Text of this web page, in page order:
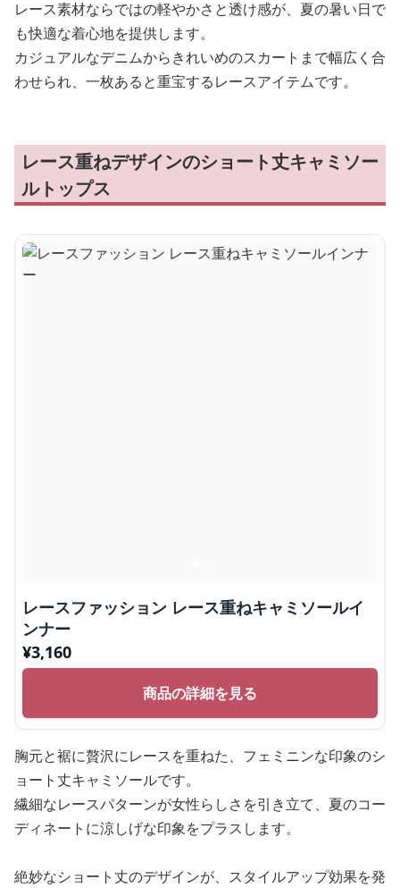
レース素材ならではの軽やかさと透け感が、夏の暑い日で
も快適な着心地を提供します。
カジュアルなデニムからきれいめのスカートまで幅広く合
わせられ、一枚あると重宝するレースアイテムです。
レース重ねデザインのショート丈キャミソー
ルトップス
レースファッション レース重ねキャミソールイ
ンナー
¥3,160
商品の詳細を見る
胸元と裾に贅沢にレースを重ねた、フェミニンな印象のシ
ョート丈キャミソールです。
繊細なレースパターンが女性らしさを引き立て、夏のコー
ディネートに涼しげな印象をプラスします。
絶妙なショート丈のデザインが、スタイルアップ効果を発